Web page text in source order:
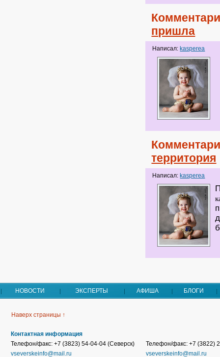
пришла
Написал: kasperea
территория
Написал: kasperea
НОВОСТИ ЭКСПЕРТЫ АФИША БЛОГИ
Наверх страницы ↑
Контактная информация
Телефон/факс: +7 (3823) 54-04-04 (Северск)
vseverskeinfo@mail.ru
Телефон/факс: +7 (3822)
vseverskeinfo@mail.ru